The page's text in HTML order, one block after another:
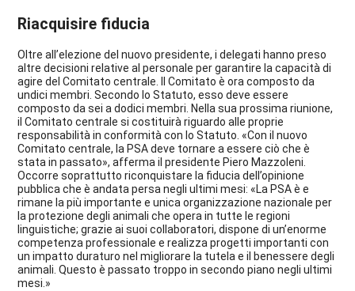
Riacquisire fiducia
Oltre all’elezione del nuovo presidente, i delegati hanno preso
altre decisioni relative al personale per garantire la capacità di
agire del Comitato centrale. Il Comitato è ora composto da
undici membri. Secondo lo Statuto, esso deve essere
composto da sei a dodici membri. Nella sua prossima riunione,
il Comitato centrale si costituirà riguardo alle proprie
responsabilità in conformità con lo Statuto. «Con il nuovo
Comitato centrale, la PSA deve tornare a essere ciò che è
stata in passato», afferma il presidente Piero Mazzoleni.
Occorre soprattutto riconquistare la fiducia dell’opinione
pubblica che è andata persa negli ultimi mesi: «La PSA è e
rimane la più importante e unica organizzazione nazionale per
la protezione degli animali che opera in tutte le regioni
linguistiche; grazie ai suoi collaboratori, dispone di un’enorme
competenza professionale e realizza progetti importanti con
un impatto duraturo nel migliorare la tutela e il benessere degli
animali. Questo è passato troppo in secondo piano negli ultimi
mesi.»